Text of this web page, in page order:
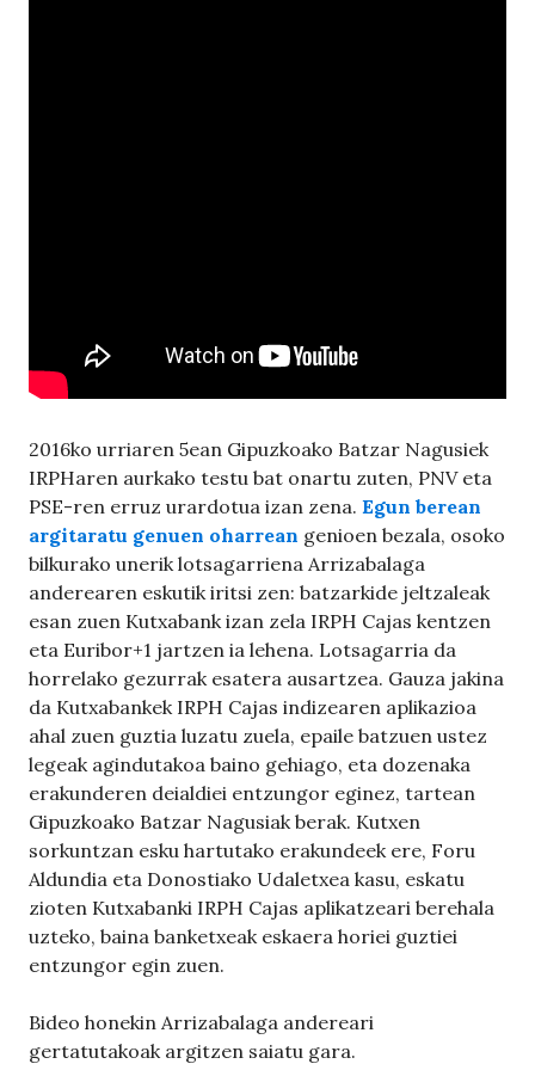
2016ko urriaren 5ean Gipuzkoako Batzar Nagusiek
IRPHaren aurkako testu bat onartu zuten, PNV eta
PSE-ren erruz urardotua izan zena. Egun berean
argitaratu genuen oharrean genioen bezala, osoko
bilkurako unerik lotsagarriena Arrizabalaga
anderearen eskutik iritsi zen: batzarkide jeltzaleak
esan zuen Kutxabank izan zela IRPH Cajas kentzen
eta Euribor+1 jartzen ia lehena. Lotsagarria da
horrelako gezurrak esatera ausartzea. Gauza jakina
da Kutxabankek IRPH Cajas indizearen aplikazioa
ahal zuen guztia luzatu zuela, epaile batzuen ustez
legeak agindutakoa baino gehiago, eta dozenaka
erakunderen deialdiei entzungor eginez, tartean
Gipuzkoako Batzar Nagusiak berak. Kutxen
sorkuntzan esku hartutako erakundeek ere, Foru
Aldundia eta Donostiako Udaletxea kasu, eskatu
zioten Kutxabanki IRPH Cajas aplikatzeari berehala
uzteko, baina banketxeak eskaera horiei guztiei
entzungor egin zuen.
Bideo honekin Arrizabalaga andereari
gertatutakoak argitzen saiatu gara.